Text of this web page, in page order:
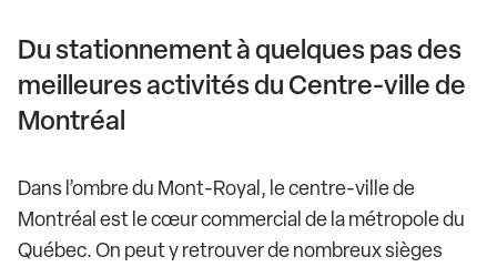
Du stationnement à quelques pas des
meilleures activités du Centre-ville de
Montréal
Dans l’ombre du Mont-Royal, le centre-ville de
Montréal est le cœur commercial de la métropole du
Québec. On peut y retrouver de nombreux sièges